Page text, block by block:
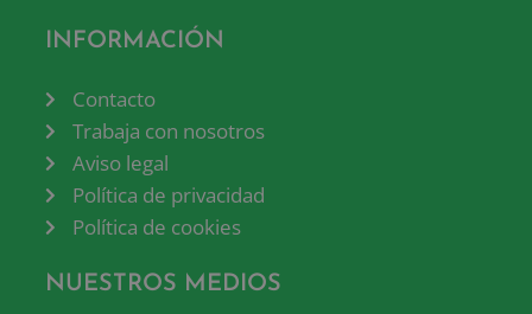
INFORMACIÓN
Contacto
Trabaja con nosotros
Aviso legal
Política de privacidad
Política de cookies
NUESTROS MEDIOS